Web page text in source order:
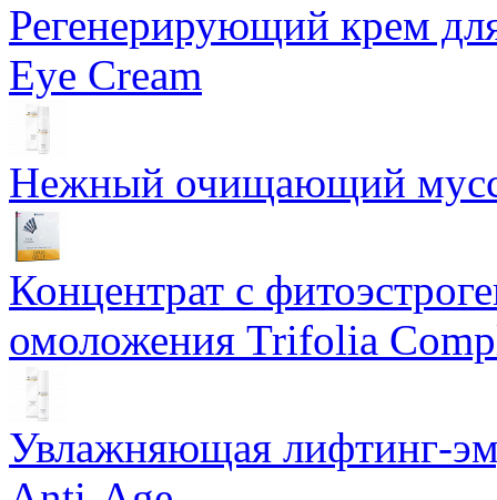
Регенерирующий крем
Eye Cream
Нежный очищающий мусс
Концентрат с
омоложения Trifolia
Увлажняющая лифтинг-